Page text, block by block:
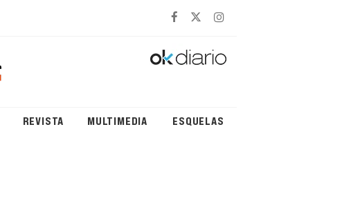
REVISTA MULTIMEDIA ESQUELAS